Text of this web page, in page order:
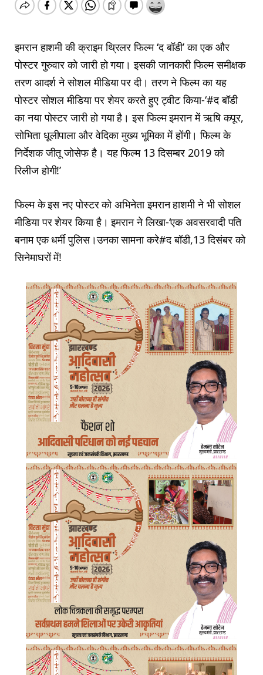
इमरान हाशमी की क्राइम थ्रिलर फिल्म ‘द बॉडी’ का एक और
पोस्टर गुरुवार को जारी हो गया। इसकी जानकारी फिल्म समीक्षक
तरण आदर्श ने सोशल मीडिया पर दी। तरण ने फिल्म का यह
पोस्टर सोशल मीडिया पर शेयर करते हुए ट्वीट किया-‘#द बॉडी
का नया पोस्टर जारी हो गया है। इस फिल्म इमरान में ऋषि कपूर,
सोभिता धूलीपाला और वेदिका मुख्य भूमिका में होंगी। फिल्म के
निर्देशक जीतू जोसेफ है। यह फिल्म 13 दिसम्बर 2019 को
रिलीज होगी!’
फिल्म के इस नए पोस्टर को अभिनेता इमरान हाशमी ने भी सोशल
मीडिया पर शेयर किया है। इमरान ने लिखा-‘एक अवसरवादी पति
बनाम एक धर्मी पुलिस।उनका सामना करे#द बॉडी,13 दिसंबर को
सिनेमाघरों में!